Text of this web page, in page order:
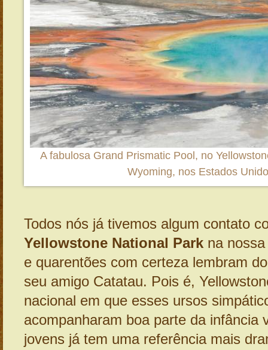
A fabulosa Grand Prismatic Pool, no
Wyoming, nos Estados
Todos nós já tivemos algum contato
Yellowstone National Park na
e quarentões com certeza lembram
seu amigo Catatau. Pois é,
nacional em que esses ursos
acompanharam boa parte da infância
jovens já tem uma referência mais